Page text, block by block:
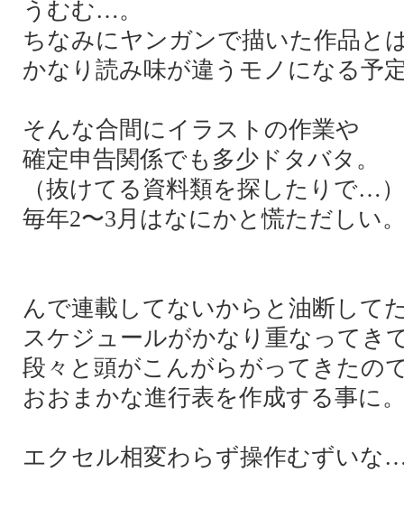
うむむ…。
ちなみにヤンガンで描いた作品と
かなり読み味が違うモノになる予
そんな合間にイラストの作業や
確定申告関係でも多少ドタバタ。
（抜けてる資料類を探したりで…）
毎年2〜3月はなにかと慌ただしい
んで連載してないからと油断して
スケジュールがかなり重なってき
段々と頭がこんがらがってきたの
おおまかな進行表を作成する事に
エクセル相変わらず操作むずいな